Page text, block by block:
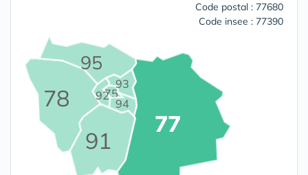
Code postal : 77680
Code insee : 77390
75
77
78
91
92
93
94
95